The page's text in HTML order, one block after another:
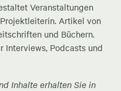
Veranstaltungen
Artikel von
und Büchern.
Interviews, Podcasts und
Inhalte erhalten Sie in